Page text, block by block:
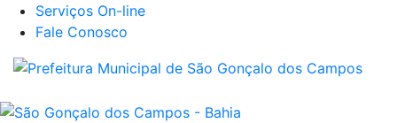
Serviços On-line
Fale Conosco